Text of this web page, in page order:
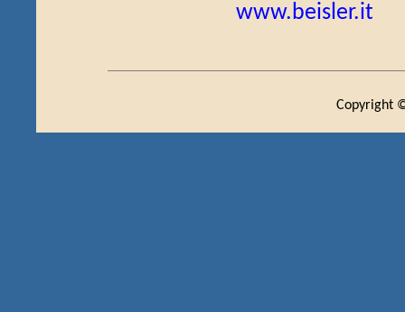
www.beisler.it
Copyright